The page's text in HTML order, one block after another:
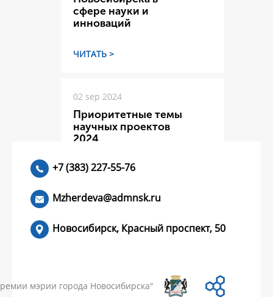
сфере науки и
инноваций
ЧИТАТЬ >
02 sep 2024
Приоритетные темы
научных проектов
2024
ЧИТАТЬ >
+7 (383) 227-55-76
Mzherdeva@admnsk.ru
Новосибирск, Красный проспект, 50
мэрии города Новосибирска"